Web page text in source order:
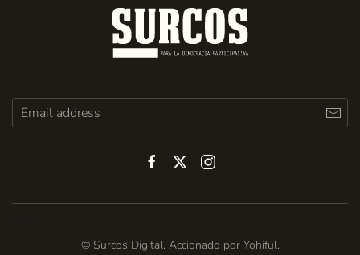
© Surcos Digital. Accionado por Yohiful.